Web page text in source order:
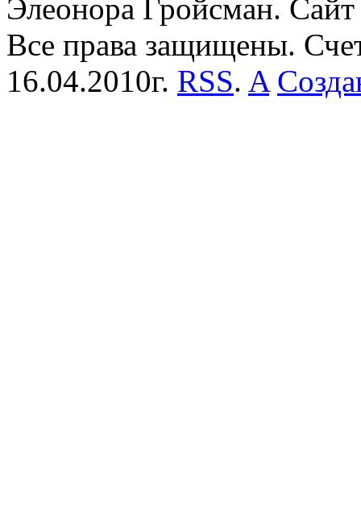
Элеонора Гройсман.
Все права защищены.
16.04.2010г. RSS. A